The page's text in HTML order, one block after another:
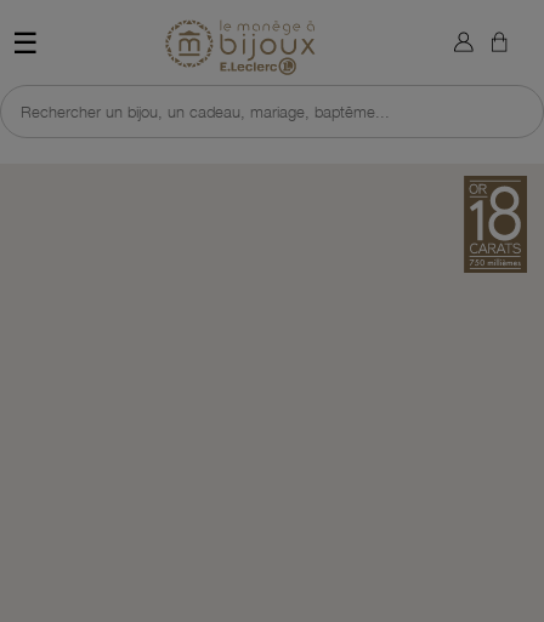
☰ Retour à l'accueil du site
Rechercher un bijou, un cadeau, mariage, baptême...
×